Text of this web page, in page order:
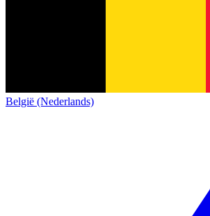
België (Nederlands)